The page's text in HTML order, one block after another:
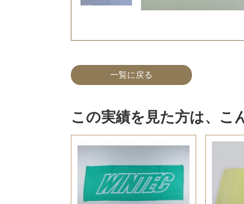
一覧に戻る
この実績を見た方は、こ